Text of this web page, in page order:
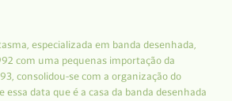
especializada em banda desenhada,
com uma pequenas importação da
consolidou-se com a organização do
essa data que é a casa da banda desenhada